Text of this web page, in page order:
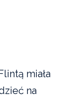
miała
na